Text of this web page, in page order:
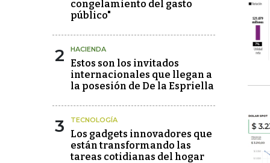
congelamiento del gasto
público"
2 HACIENDA
Estos son los invitados
internacionales que llegan a
la posesión de De la Espriella
3 TECNOLOGÍA
Los gadgets innovadores que
están transformando las
tareas cotidianas del hogar